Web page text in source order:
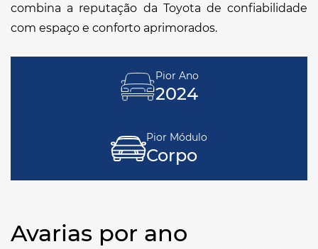
combina a reputação da Toyota de confiabilidade
com espaço e conforto aprimorados.
Pior Ano
2024
Pior Módulo
Corpo
Avarias por ano